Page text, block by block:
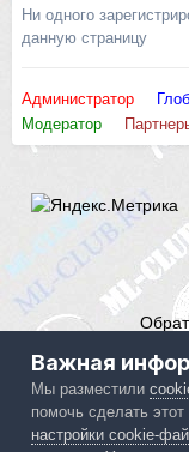
Ни одного
данную страницу
Администратор
Модератор
Важная
Мы разместили
помочь сделать
настройки cookie-
IPS